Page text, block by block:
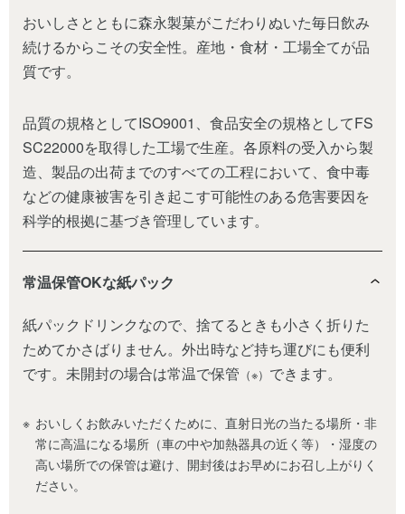
おいしさとともに森永製菓がこだわりぬいた毎日飲み
続けるからこその安全性。産地・食材・工場全てが品
質です。
品質の規格としてISO9001、食品安全の規格としてFS
SC22000を取得した工場で生産。各原料の受入から製
造、製品の出荷までのすべての工程において、食中毒
などの健康被害を引き起こす可能性のある危害要因を
科学的根拠に基づき管理しています。
常温保管OKな紙パック
紙パックドリンクなので、捨てるときも小さく折りた
ためてかさばりません。外出時など持ち運びにも便利
です。未開封の場合は常温で保管 （※） できます。
おいしくお飲みいただくために、直射日光の当たる場所・非
常に高温になる場所（車の中や加熱器具の近く等）・湿度の
高い場所での保管は避け、開封後はお早めにお召し上がりく
ださい。